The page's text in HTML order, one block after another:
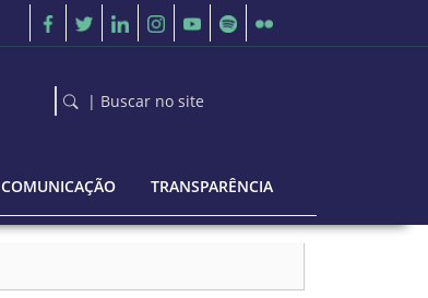
| Buscar no site
COMUNICAÇÃO TRANSPARÊNCIA